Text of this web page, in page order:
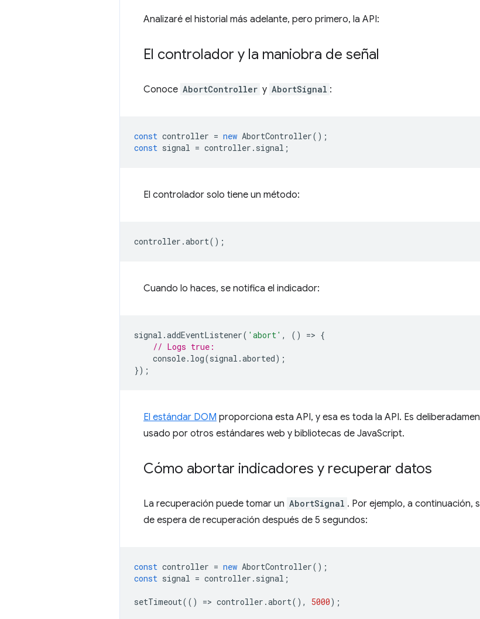
Analizaré el historial más adelante, pero primero, la API:
El controlador y la maniobra de señal
Conoce AbortController y AbortSignal :
const controller = new AbortController();
const signal = controller . signal ;
El controlador solo tiene un método:
controller .abort();
Cuando lo haces, se notifica el indicador:
signal .addEventListener( 'abort' , () => {
// Logs true:
console. log(signal .aborted);
});
El estándar DOM proporciona esta API, y esa es toda la API. Es
usado por otros estándares web y bibliotecas de JavaScript.
Cómo abortar indicadores y recuperar datos
La recuperación puede tomar un AbortSignal . Por ejemplo, a continuación,
de espera de recuperación después de 5 segundos:
const controller = new AbortController();
const signal = controller . signal ;
setTimeout(() => controller .abort(), 5000);